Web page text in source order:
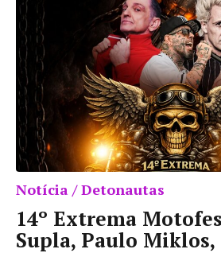
Notícia / Detonautas
14º Extrema
Supla, Paulo